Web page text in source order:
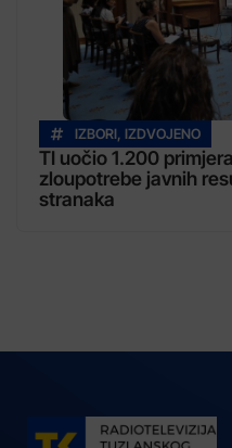
IZBORI, IZDVOJENO
TI uočio 1.200
zloupotrebe javnih
stranaka